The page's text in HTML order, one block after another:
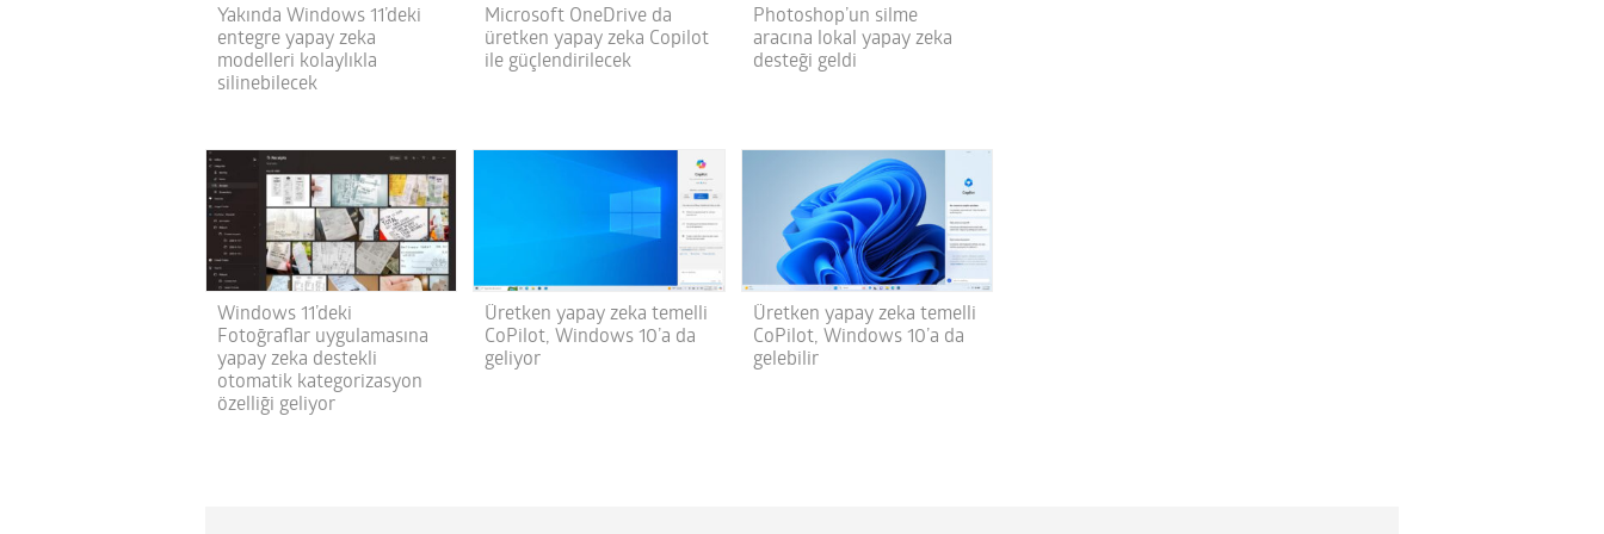
Yakında Windows 11’deki
entegre yapay zeka
modelleri kolaylıkla
silinebilecek
Microsoft OneDrive da
üretken yapay zeka Copilot
ile güçlendirilecek
Photoshop’un silme
aracına lokal yapay zeka
desteği geldi
Windows 11’deki
Fotoğraflar uygulamasına
yapay zeka destekli
otomatik kategorizasyon
özelliği geliyor
Üretken yapay zeka temelli
CoPilot, Windows 10’a da
geliyor
Üretken yapay zeka temelli
CoPilot, Windows 10’a da
gelebilir